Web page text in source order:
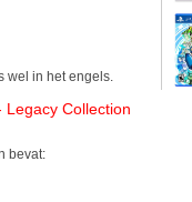
wel in het engels.
Legacy Collection
bevat: